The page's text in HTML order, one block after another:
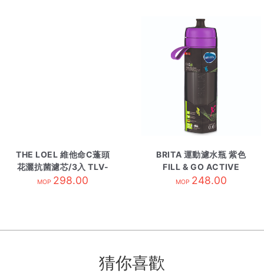
THE LOEL 維他命C蓬頭
花灑抗菌濾芯/3入 TLV-
AF3
MOP 298.00
BRITA 運動濾水瓶 紫色
FILL & GO ACTIVE
MOP 248.00
猜你喜歡